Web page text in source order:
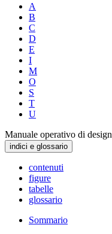
A
B
C
D
E
I
M
O
S
T
U
Manuale operativo di design
indici e glossario
contenuti
figure
tabelle
glossario
Sommario